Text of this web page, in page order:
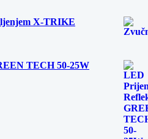
X-TRIKE
TECH 50-25W